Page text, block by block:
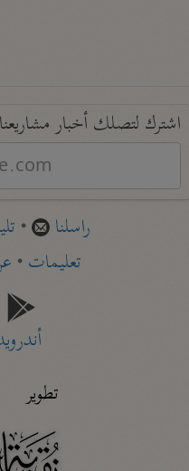
اشترك لتصلك أخبار مشاريعنا
راسلنا •
تعليمات•
تطوير